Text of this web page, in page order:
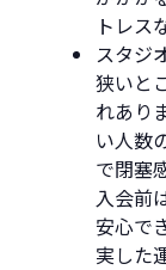
トレス
スタジ
狭いと
れあり
い人数
で閉塞
入会前
安心で
実した